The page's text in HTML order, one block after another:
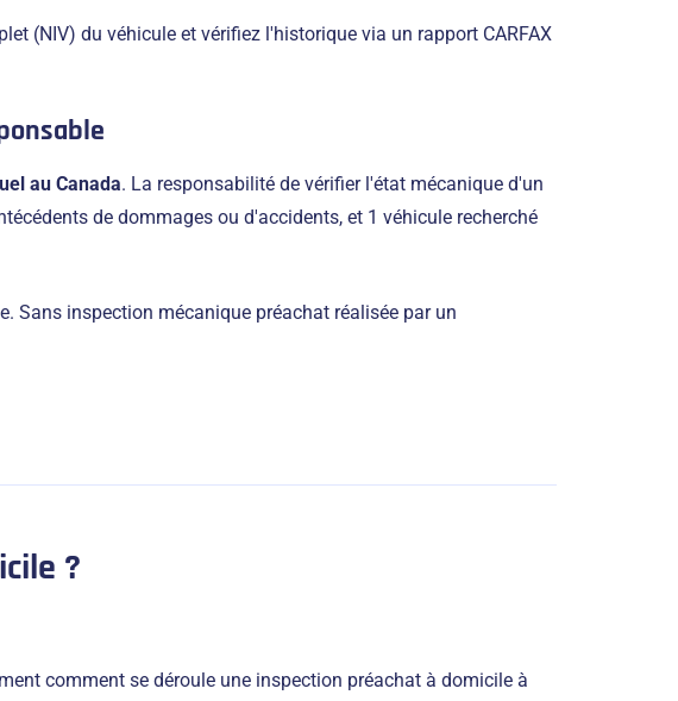
(NIV) du véhicule et vérifiez l'historique via un rapport CARFAX
au Canada. La responsabilité de vérifier l'état mécanique d'un
de dommages ou d'accidents, et 1 véhicule recherché
Sans inspection mécanique préachat réalisée par un
?
comment se déroule une inspection préachat à domicile à